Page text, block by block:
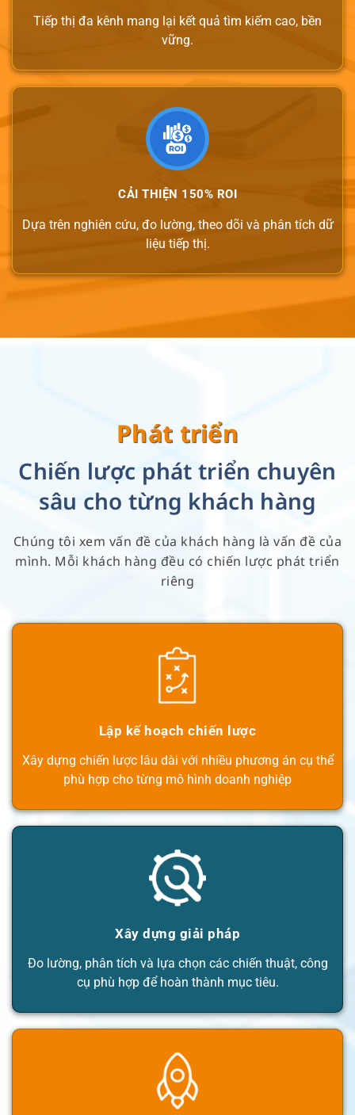
Tiếp thị đa kênh mang lại kết quả tìm kiếm cao, bền
vững.
CẢI THIỆN 150% ROI
Dựa trên nghiên cứu, đo lường, theo dõi và phân tích dữ
liệu tiếp thị.
Phát triển
Chiến lược phát triển chuyên
sâu cho từng khách hàng
Chúng tôi xem vấn đề của khách hàng là vấn đề của
mình. Mỗi khách hàng đều có chiến lược phát triển
riêng
Lập kế hoạch chiến lược
Xây dựng chiến lược lâu dài với nhiều phương án cụ thể
phù hợp cho từng mô hình doanh nghiệp
Xây dựng giải pháp
Đo lường, phân tích và lựa chọn các chiến thuật, công
cụ phù hợp để hoàn thành mục tiêu.